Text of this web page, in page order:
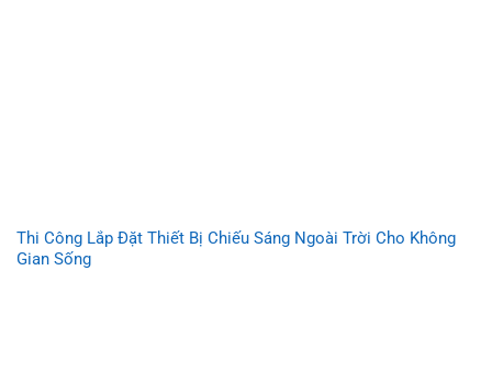
Thi Công Lắp Đặt Thiết Bị Chiếu Sáng Ngoài Trời Cho Không
Gian Sống